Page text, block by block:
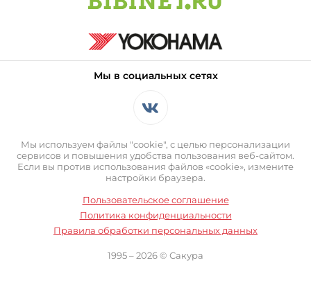
Мы в социальных сетях
Мы используем файлы "cookie", с целью персонализации
сервисов и повышения удобства пользования веб-сайтом.
Если вы против использования файлов «cookie», измените
настройки браузера.
Пользовательское соглашение
Политика конфиденциальности
Правила обработки персональных данных
1995 – 2026 © Сакура